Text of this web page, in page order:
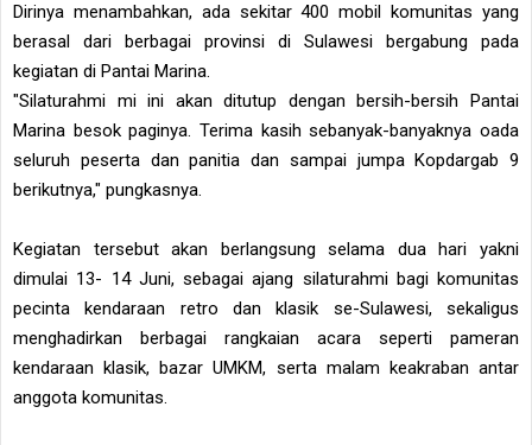
Dirinya menambahkan, ada sekitar 400 mobil komunitas yang
berasal dari berbagai provinsi di Sulawesi bergabung pada
kegiatan di Pantai Marina.
"Silaturahmi mi ini akan ditutup dengan bersih-bersih Pantai
Marina besok paginya. Terima kasih sebanyak-banyaknya oada
seluruh peserta dan panitia dan sampai jumpa Kopdargab 9
berikutnya," pungkasnya.
Kegiatan tersebut akan berlangsung selama dua hari yakni
dimulai 13- 14 Juni, sebagai ajang silaturahmi bagi komunitas
pecinta kendaraan retro dan klasik se-Sulawesi, sekaligus
menghadirkan berbagai rangkaian acara seperti pameran
kendaraan klasik, bazar UMKM, serta malam keakraban antar
anggota komunitas.